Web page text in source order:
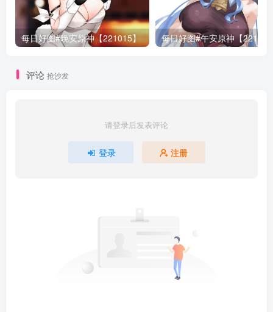
每日好图#晚安原神【221015】 每日好图#午安原神【
评论 抢沙发
请登录后发表评论
登录 注册